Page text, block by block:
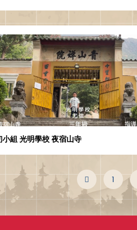
小組 光明學校 夜宿山寺
1